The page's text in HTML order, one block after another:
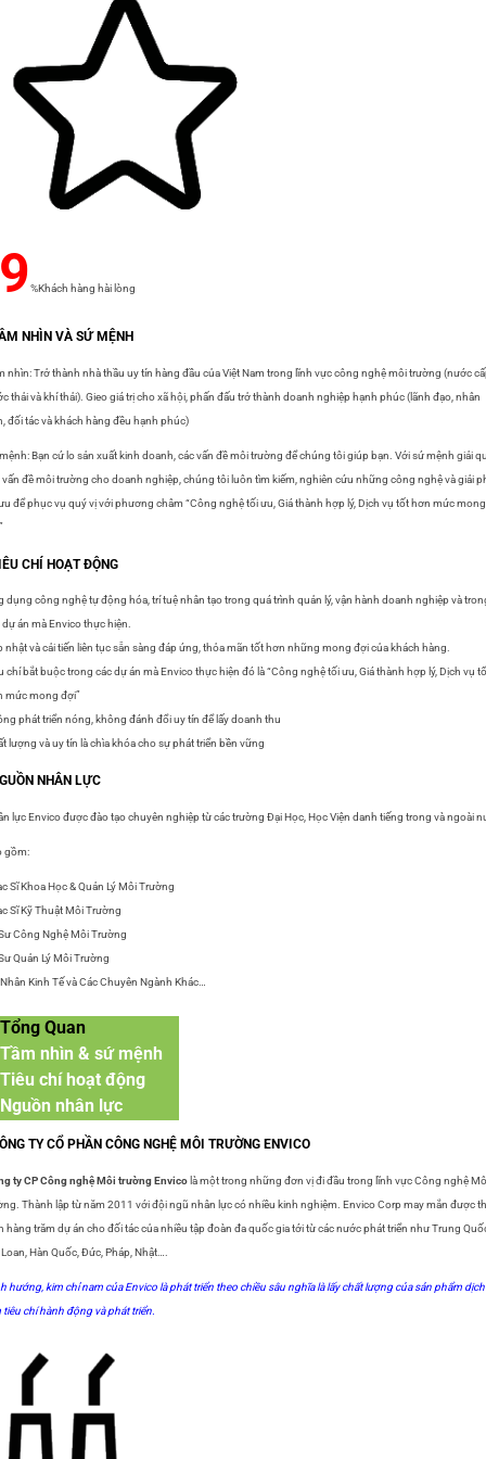
%Khách hàng hài lòng
NHÌN VÀ SỨ MỆNH
nhìn: Trở thành nhà thầu uy tín hàng đầu của Việt Nam trong lĩnh vực công nghệ môi trường (nước
thải và khí thải). Gieo giá trị cho xã hội, phấn đấu trở thành doanh nghiệp hạnh phúc (lãnh đạo, nhân
đối tác và khách hàng đều hạnh phúc)
Bạn cứ lo sản xuất kinh doanh, các vấn đề môi trường để chúng tôi giúp bạn. Với sứ mệnh giải
vấn đề môi trường cho doanh nghiệp, chúng tôi luôn tìm kiếm, nghiên cứu những công nghệ và giải
để phục vụ quý vị với phương châm “Công nghệ tối ưu, Giá thành hợp lý, Dịch vụ tốt hơn mức mong
CHÍ HOẠT ĐỘNG
dụng công nghệ tự động hóa, trí tuệ nhân tạo trong quá trình quản lý, vận hành doanh nghiệp và
dự án mà Envico thực hiện.
nhật và cải tiến liên tục sẵn sàng đáp ứng, thỏa mãn tốt hơn những mong đợi của khách hàng.
chí bắt buộc trong các dự án mà Envico thực hiện đó là “Công nghệ tối ưu, Giá thành hợp lý, Dịch vụ
mức mong đợi”
phát triển nóng, không đánh đổi uy tín để lấy doanh thu
lượng và uy tín là chìa khóa cho sự phát triển bền vững
NHÂN LỰC
lực Envico được đào tạo chuyên nghiệp từ các trường Đại Học, Học Viện danh tiếng trong và ngoài
gồm:
Sĩ Khoa Học & Quản Lý Môi Trường
Sĩ Kỹ Thuật Môi Trường
Công Nghệ Môi Trường
Quản Lý Môi Trường
Kinh Tế và Các Chuyên Ngành Khác…
Tổng Quan
Tầm nhìn & sứ mệnh
Tiêu chí hoạt động
Nguồn nhân lực
TY CỔ PHẦN CÔNG NGHỆ MÔI TRƯỜNG ENVICO
ty CP Công nghệ Môi trường Envico là một trong những đơn vị đi đầu trong lĩnh vực Công nghệ
Thành lập từ năm 2011 với đội ngũ nhân lực có nhiều kinh nghiệm. Envico Corp may mắn được
hàng trăm dự án cho đối tác của nhiều tập đoàn đa quốc gia tới từ các nước phát triển như Trung
Hàn Quốc, Đức, Pháp, Nhật….
hướng, kim chỉ nam của Envico là phát triển theo chiều sâu nghĩa là lấy chất lượng của sản phẩm
tiêu chí hành động và phát triển.